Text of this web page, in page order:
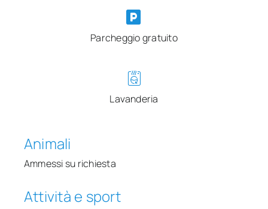
Parcheggio gratuito
Lavanderia
Animali
Ammessi su richiesta
Attività e sport